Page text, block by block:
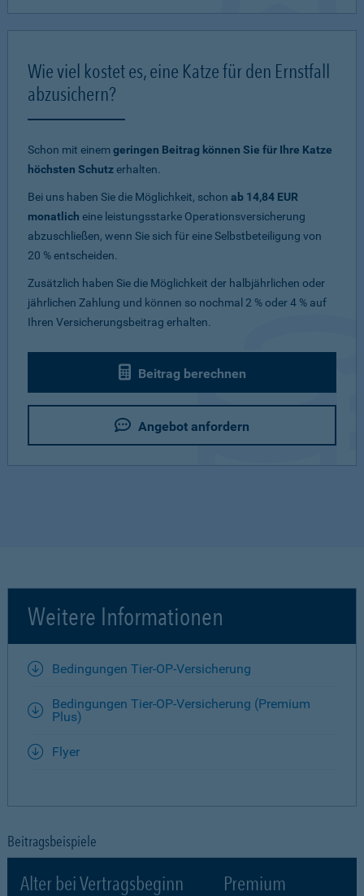
Wie viel kostet es, eine Katze für den Ernstfall
abzusichern?
Schon mit einemgeringen Beitrag können Sie für Ihre Katze
höchsten Schutzerhalten.
Bei uns haben Sie die Möglichkeit, schon ab 14,84 EUR
monatlich eine leistungsstarke Operationsversicherung
abzuschließen, wenn Sie sich für eine Selbstbeteiligung von
20 % entscheiden.
Zusätzlich haben Sie die Möglichkeit der halbjährlichen oder
jährlichen Zahlung und können so nochmal 2 % oder 4 % auf
Ihren Versicherungsbeitrag erhalten.
Beitrag berechnen
Angebot anfordern
Weitere Informationen
Bedingungen Tier-OP-Versicherung
Bedingungen Tier-OP-Versicherung (Premium
Plus)
Flyer
Beitragsbeispiele
Alter bei Vertragsbeginn Premium